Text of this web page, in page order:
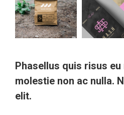
Phasellus quis risus
molestie non ac nulla.
elit.